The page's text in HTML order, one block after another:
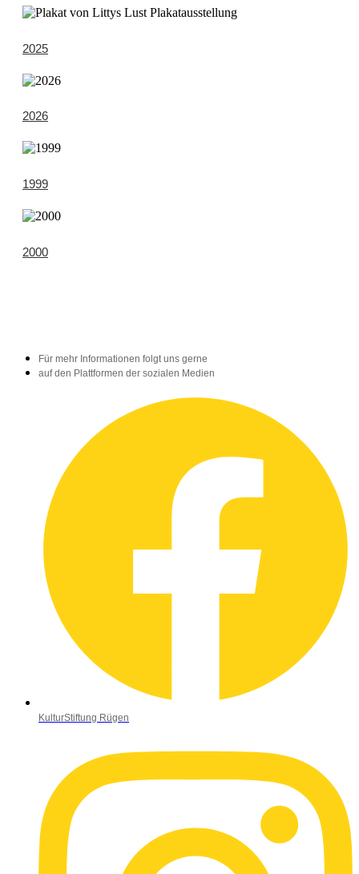
2025
2026
1999
2000
Für mehr Informationen folgt uns gerne
auf den Plattformen der sozialen Medien
KulturStiftung Rügen